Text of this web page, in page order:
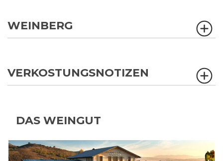
WEINBERG
VERKOSTUNGSNOTIZEN
DAS WEINGUT